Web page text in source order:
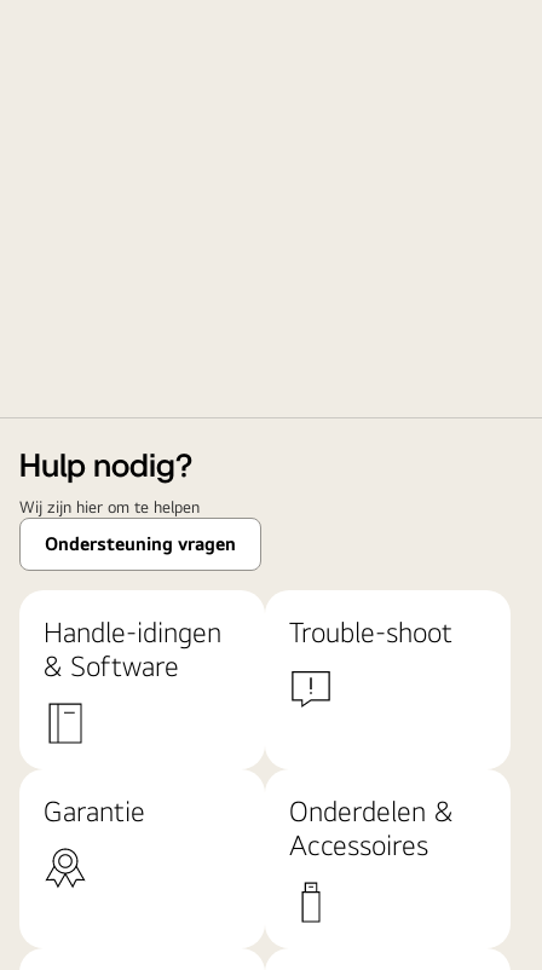
Hulp nodig?
Wij zijn hier om te helpen
Ondersteuning vragen
Handle-idingen
& Software
Trouble-shoot
Garantie
Onderdelen &
Accessoires